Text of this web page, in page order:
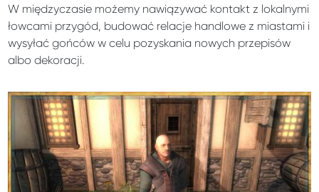
W międzyczasie możemy nawiązywać kontakt z lokalnymi
łowcami przygód, budować relacje handlowe z miastami i
wysyłać gońców w celu pozyskania nowych przepisów
albo dekoracji.